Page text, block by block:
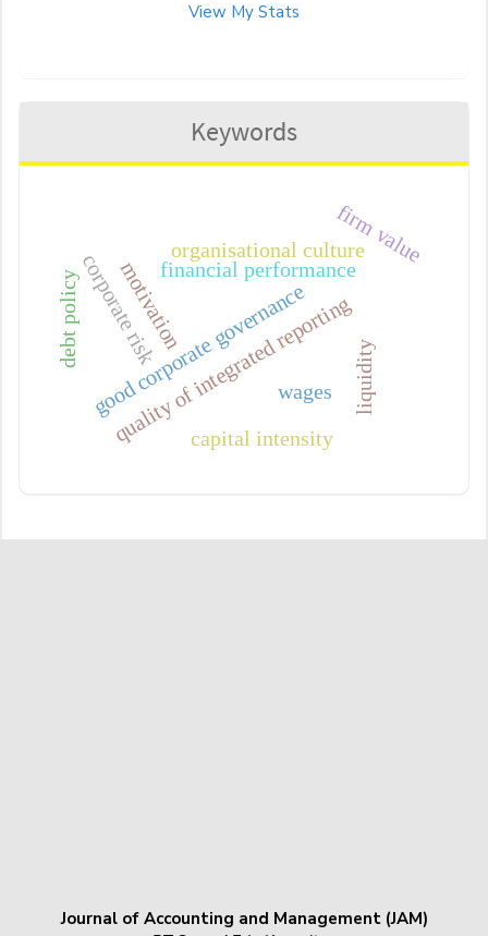
View My Stats
Keywords
good corporate governance
quality of integrated reporting
financial performance
organisational culture
motivation
wages
corporate risk
capital intensity
liquidity
debt policy
firm value
Journal of Accounting and Management (JAM)